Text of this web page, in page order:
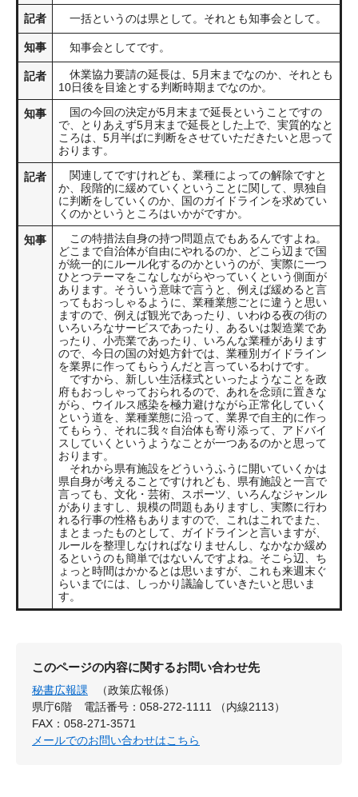
記者 一括というのは県として。それとも知事会として。
知事 知事会としてです。
記者
休業協力要請の延長は、5月末までなのか、それとも
10日後を目途とする判断時期までなのか。
知事
国の今回の決定が5月末まで延長ということですの
で、とりあえず5月末まで延長とした上で、実質的なと
ころは、5月半ばに判断をさせていただきたいと思って
おります。
記者
関連してですけれども、業種によっての解除ですと
か、段階的に緩めていくということに関して、県独自
に判断をしていくのか、国のガイドラインを求めてい
くのかというところはいかがですか。
知事
この特措法自身の持つ問題点でもあるんですよね。
どこまで自治体が自由にやれるのか、どこら辺まで国
が統一的にルール化するのかというのが、実際に一つ
ひとつテーマをこなしながらやっていくという側面が
あります。そういう意味で言うと、例えば緩めると言
ってもおっしゃるように、業種業態ごとに違うと思い
ますので、例えば観光であったり、いわゆる夜の街の
いろいろなサービスであったり、あるいは製造業であ
ったり、小売業であったり、いろんな業種があります
ので、今日の国の対処方針では、業種別ガイドライン
を業界に作ってもらうんだと言っているわけです。
ですから、新しい生活様式といったようなことを政
府もおっしゃっておられるので、あれを念頭に置きな
がら、ウイルス感染を極力避けながら正常化していく
という道を、業種業態に沿って、業界で自主的に作っ
てもらう、それに我々自治体も寄り添って、アドバイ
スしていくというようなことが一つあるのかと思って
おります。
それから県有施設をどういうふうに開いていくかは
県自身が考えることですけれども、県有施設と一言で
言っても、文化・芸術、スポーツ、いろんなジャンル
がありますし、規模の問題もありますし、実際に行わ
れる行事の性格もありますので、これはこれでまた、
まとまったものとして、ガイドラインと言いますが、
ルールを整理しなければなりませんし、なかなか緩め
るというのも簡単ではないんですよね。そこら辺、ち
ょっと時間はかかるとは思いますが、これも来週末ぐ
らいまでには、しっかり議論していきたいと思いま
す。
このページの内容に関するお問い合わせ先
秘書広報課
（政策広報係）
県庁6階
電話番号：058-272-1111 （内線2113）
FAX：058-271-3571
メールでのお問い合わせはこちら